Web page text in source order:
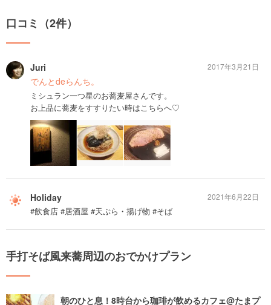
口コミ（2件）
Juri
でんとdeらんち。
ミシュラン一つ星のお蕎麦屋さんです。
お上品に蕎麦をすすりたい時はこちらへ♡
2017年3月21日
Holiday
#飲食店 #居酒屋 #天ぷら・揚げ物 #そば
2021年6月22日
手打そば風来蕎周辺のおでかけプラン
朝のひと息！8時台から珈琲が飲めるカフェ@たまプ